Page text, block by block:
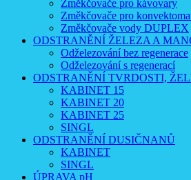
Změkčovače pro kávovary
Změkčovače pro
Změkčovače vody DUPLEX
ODSTRANĚNÍ ŽELEZA A
Odželezování bez regenerace
Odželezování s regenerací
ODSTRANĚNÍ TVRDOSTI,
KABINET 15
KABINET 20
KABINET 25
SINGL
ODSTRANĚNÍ DUSIČNANŮ
KABINET
SINGL
ÚPRAVA pH